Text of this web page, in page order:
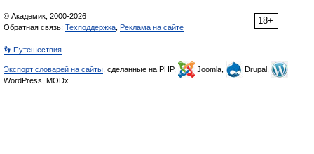
18+
© Академик, 2000-2026
Обратная связь: Техподдержка Реклама на сайте
👣 Путешествия
Экспорт словарей на сайты , сделанные на PHP, Joomla,
Drupal,
WordPress, MODx.